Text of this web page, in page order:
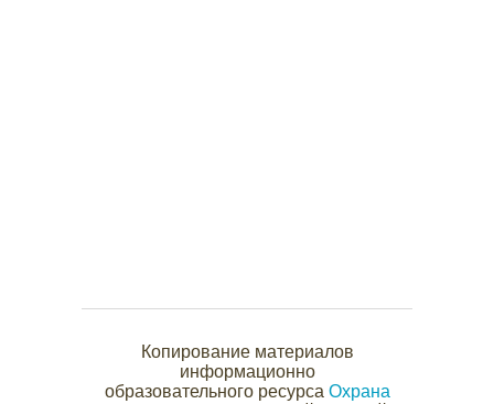
Копирование материалов
информационно
образовательного ресурса Охрана